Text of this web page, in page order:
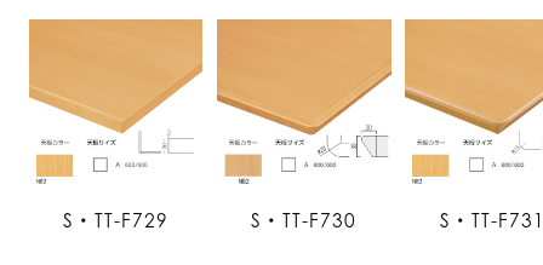
S・TT-F729 S・TT-F730 S・TT-